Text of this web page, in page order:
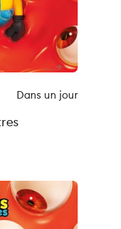
Dans un jour